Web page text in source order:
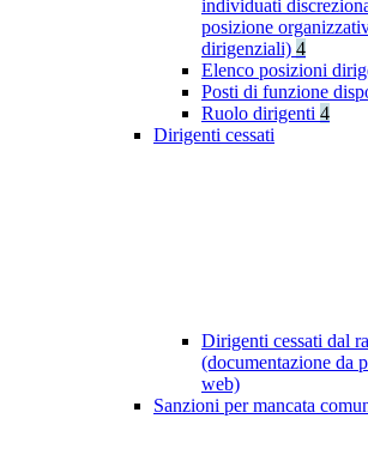
individuati
posizione
dirigenziali) 4
Elenco posizioni
Posti di funzione
Ruolo dirigenti 4
Dirigenti cessati
Dirigenti cessati dal
(documentazione da
web)
Sanzioni per mancata